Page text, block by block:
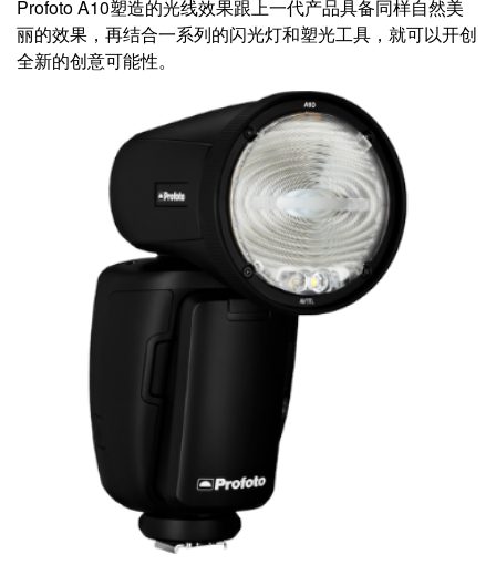
Profoto A10塑造的光线效果跟上一代产品具备同样自然美
丽的效果，再结合一系列的闪光灯和塑光工具，就可以开创
全新的创意可能性。